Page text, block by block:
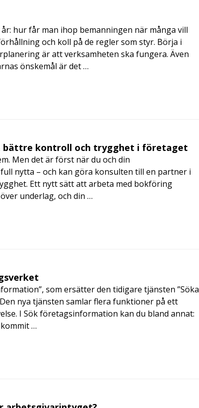
hur får man ihop bemanningen när många vill
och koll på de regler som styr. Börja i
är att verksamheten ska fungera. Även
önskemål är det …
bättre kontroll och trygghet i företaget
Men det är först när du och din
nytta – och kan göra konsulten till en partner i
Ett nytt sätt att arbeta med bokföring
underlag, och din …
som ersätter den tidigare tjänsten ”Söka
nya tjänsten samlar flera funktioner på ett
I Sök företagsinformation kan du bland annat:
…